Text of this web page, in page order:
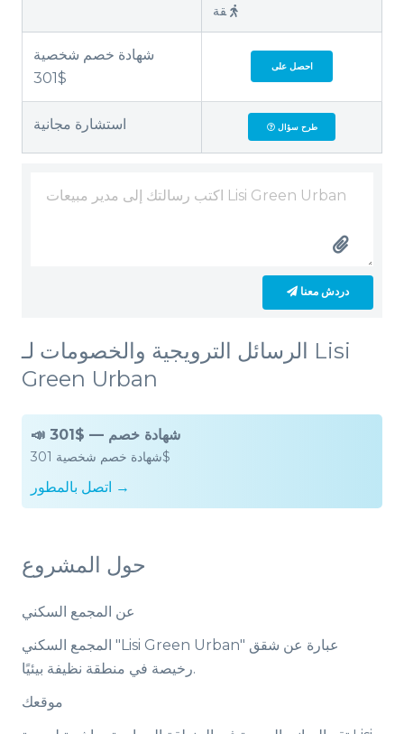
قة
شهادة خصم شخصية
301$
احصل على
استشارة مجانية طرح سؤال
دردش معنا
الرسائل الترويجية والخصومات لـ Lisi
Green Urban
📣 301$ — شهادة خصم
شهادة خصم شخصية 301$
اتصل بالمطور →
حول المشروع
عن المجمع السكني
المجمع السكني "Lisi Green Urban" عبارة عن شقق
رخيصة في منطقة نظيفة بيئيًا.
موقعك